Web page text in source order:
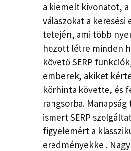
a kiemelt kivonatot,
válaszokat a keresési
tetején, ami több
hozott létre minden
követő SERP
emberek, akiket
körhinta követte, és
rangsorba.
ismert SERP
figyelemért a
eredményekkel.